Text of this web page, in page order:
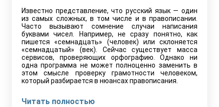
Известно представление, что русский язык — один
из самых сложных, в том числе и в правописании.
Часто вызывают сомнение случаи написания
буквами чисел. Например, не сразу понятно, как
пишется «семнадцать» (человек) или склоняется
«семнадцатый» (век). Сейчас существует масса
сервисов, проверяющих орфографию. Однако ни
одна программа не может полноценно заменить в
этом смысле проверку грамотности человеком,
который разбирается в нюансах правописания.
Читать полностью